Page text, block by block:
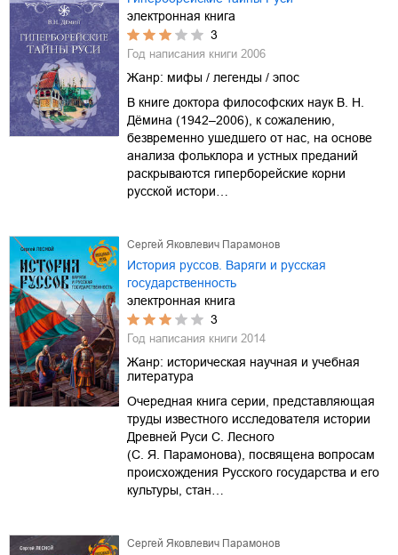
электронная книга
3
Год написания книги 2006
Жанр: мифы / легенды / эпос
В книге доктора философских наук В. Н.
Дёмина (1942–2006), к сожалению,
безвременно ушедшего от нас, на основе
анализа фольклора и устных преданий
раскрываются гиперборейские корни
русской истори…
Сергей Яковлевич Парамонов
История руссов. Варяги и русская
государственность
электронная книга
3
Год написания книги 2014
Жанр: историческая научная и учебная
литература
Очередная книга серии, представляющая
труды известного исследователя истории
Древней Руси С. Лесного
(С. Я. Парамонова), посвящена вопросам
происхождения Русского государства и его
культуры, стан…
Сергей Яковлевич Парамонов